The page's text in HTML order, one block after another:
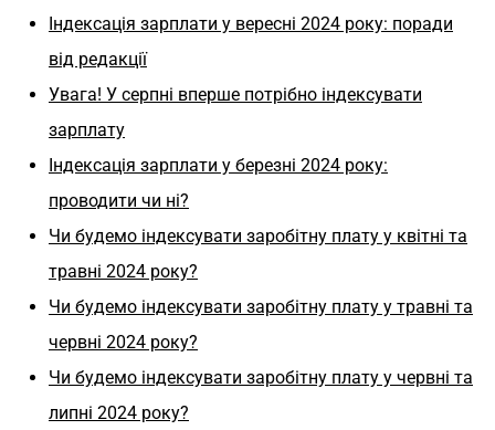
Індексація зарплати у вересні 2024 року: поради
від редакції
Увага! У серпні вперше потрібно індексувати
зарплату
Індексація зарплати у березні 2024 року:
проводити чи ні?
Чи будемо індексувати заробітну плату у квітні та
травні 2024 року?
Чи будемо індексувати заробітну плату у травні та
червні 2024 року?
Чи будемо індексувати заробітну плату у червні та
липні 2024 року?